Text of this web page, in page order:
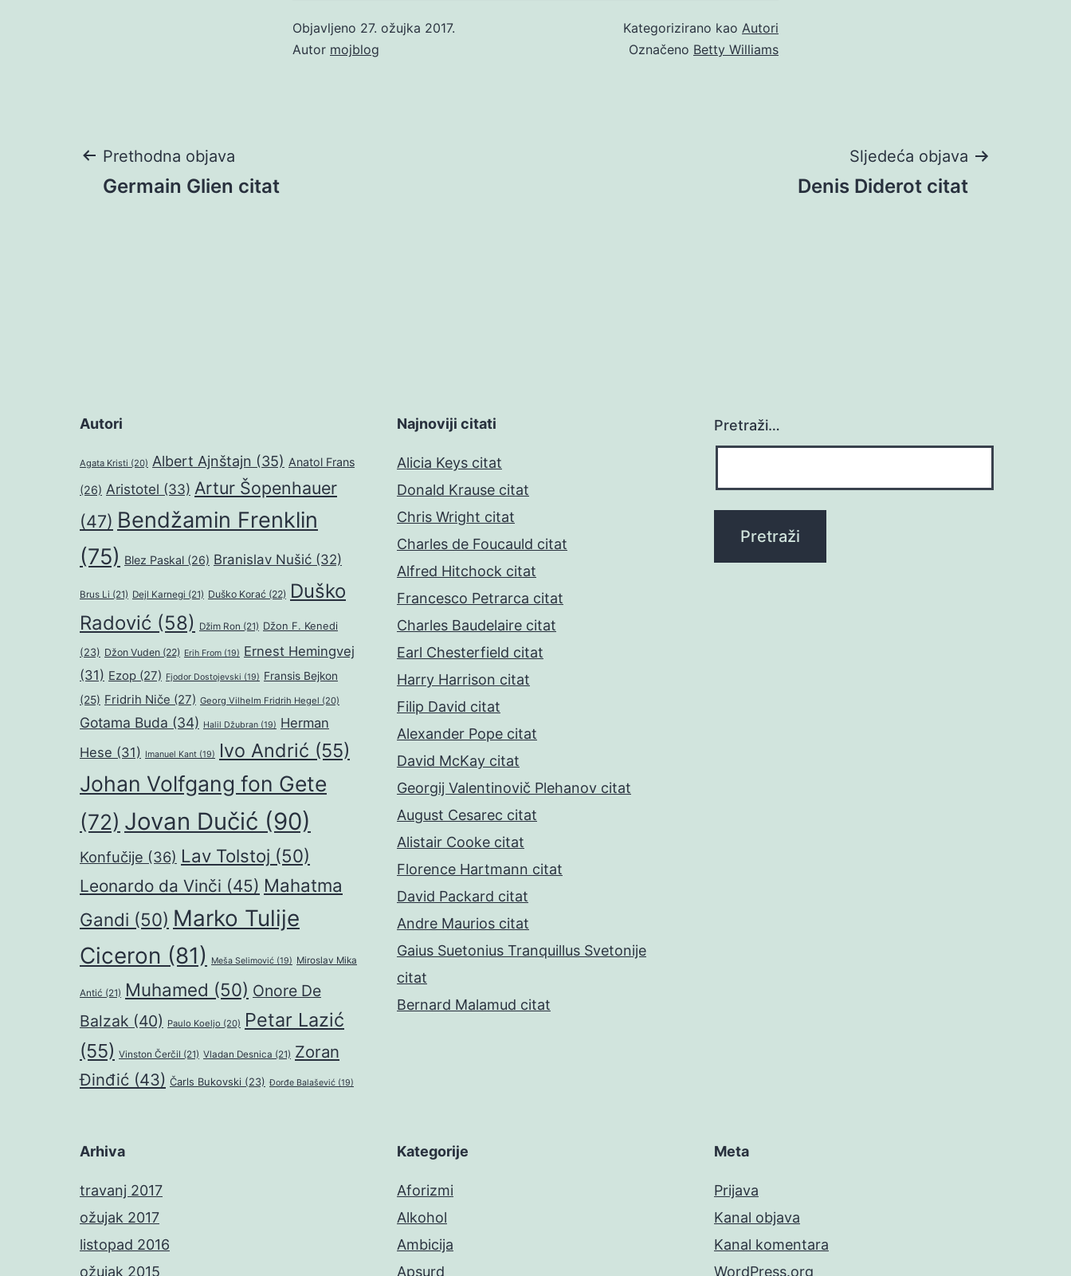
Objavljeno 27. ožujka 2017.
Autor mojblog
Kategorizirano kao Autori
Označeno Betty Williams
Navigacija
Prethodna objava
Germain Glien citat
Sljedeća objava
Denis Diderot citat
Autori
Agata Kristi (20) Albert Ajnštajn (35) Anatol Frans
(26) Aristotel (33) Artur Šopenhauer
(47) Bendžamin Frenklin
(75) Blez Paskal (26) Branislav Nušić (32)
Brus Li (21) Dejl Karnegi (21) Duško Korać (22) Duško
Radović (58) Džim Ron (21) Džon F. Kenedi
(23) Džon Vuden (22) Erih From (19) Ernest Hemingvej
(31) Ezop (27) Fjodor Dostojevski (19) Fransis Bejkon
(25) Fridrih Niče (27) Georg Vilhelm Fridrih Hegel (20)
Gotama Buda (34) Halil Džubran (19) Herman
Hese (31) Imanuel Kant (19) Ivo Andrić (55)
Johan Volfgang fon Gete
(72) Jovan Dučić (90)
Konfučije (36) Lav Tolstoj (50)
Leonardo da Vinči (45) Mahatma
Gandi (50) Marko Tulije
Ciceron (81) Meša Selimović (19) Miroslav Mika
Antić (21) Muhamed (50) Onore De
Balzak (40) Paulo Koeljo (20) Petar Lazić
(55) Vinston Čerčil (21) Vladan Desnica (21) Zoran
Đinđić (43) Čarls Bukovski (23) Đorđe Balašević (19)
Najnoviji citati
Alicia Keys citat
Donald Krause citat
Chris Wright citat
Charles de Foucauld citat
Alfred Hitchock citat
Francesco Petrarca citat
Charles Baudelaire citat
Earl Chesterfield citat
Harry Harrison citat
Filip David citat
Alexander Pope citat
David McKay citat
Georgij Valentinovič Plehanov citat
August Cesarec citat
Alistair Cooke citat
Florence Hartmann citat
David Packard citat
Andre Maurios citat
Gaius Suetonius Tranquillus Svetonije
citat
Bernard Malamud citat
Pretraži…
Arhiva
travanj 2017
ožujak 2017
listopad 2016
ožujak 2015
Kategorije
Aforizmi
Alkohol
Ambicija
Apsurd
Meta
Prijava
Kanal objava
Kanal komentara
WordPress.org